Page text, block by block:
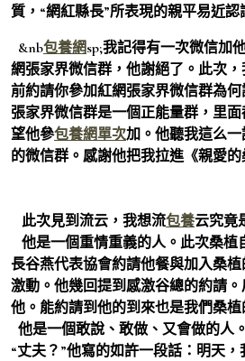
質，“網紅縣長”所表現的親平易近認
&nb包養網sp;我記得有一次微信加
網張家界微信群，他謝絕了。此次
前約請你參加紅網張家界微信群為
張家界微信群是一個正能量群，里
望他參包養網單次加。他聽我這么
的微信群。感謝他把我拉進《親愛的
此次見到流云，我想流包養云究竟
他是一個重情重義的人。此次桑植
長谷燕代表協會約請他餐與加入桑
激動。他幾回提到感激谷總的約請
他。能約請到他的到來也是我們桑植
他是一個敢說、敢做、又會做的人
“丈夫？”他寫的如許一段話：明天